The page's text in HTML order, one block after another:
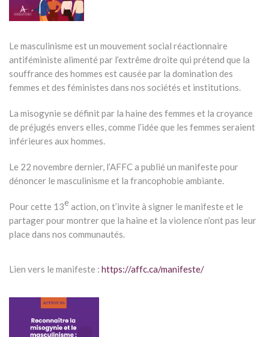
Le masculinisme est un mouvement social réactionnaire
antiféministe alimenté par l’extrême droite qui prétend que la
souffrance des hommes est causée par la domination des
femmes et des féministes dans nos sociétés et institutions.
La misogynie se définit par la haine des femmes et la croyance
de préjugés envers elles, comme l’idée que les femmes seraient
inférieures aux hommes.
Le 22 novembre dernier, l’AFFC a publié un manifeste pour
dénoncer le masculinisme et la francophobie ambiante.
Pour cette 13e action, on t’invite à signer le manifeste et le
partager pour montrer que la haine et la violence n’ont pas leur
place dans nos communautés.
Lien vers le manifeste : https://affc.ca/manifeste/